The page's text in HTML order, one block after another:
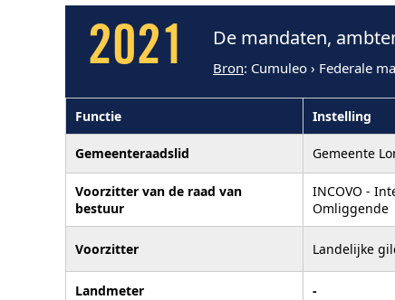
2021 De mandaten,
Bron: Cumuleo › Federale
Functie Instelling
Gemeenteraadslid Gemeente
Voorzitter van de raad van
bestuur
INCOVO -
Omliggende
Voorzitter Landelijke
Landmeter -